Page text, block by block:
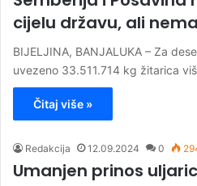
cijelu državu, ali
BIJELJINA, BANJALUKA – Za
uvezeno 33.511.714 kg žitarica
Čitaj više »
Redakcija 12.09.2024 0
Umanjen prinos